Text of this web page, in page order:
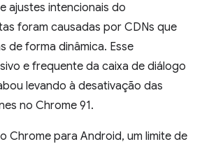
ajustes intencionais do
foram causadas por CDNs que
de forma dinâmica. Esse
e frequente da caixa de diálogo
levando à desativação das
no Chrome 91.
Chrome para Android, um limite de